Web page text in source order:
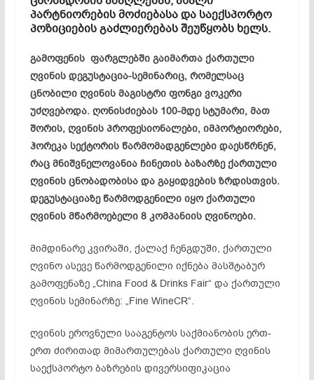
პარტნიორების მოძიებასა და საექსპორტო
პოზიციების გაძლიერებას შეუწყობს ხელს.
გამოფენის ფარგლებში გაიმართა ქართული
ღვინის დეგუსტაცია-სემინარიც, რომელსაც
ცნობილი ღვინის მაგისტრი ფონგი ვოკერი
უძღვებოდა. ღონისძიებას 100-მდე სტუმარი, მათ
შორის, ღვინის პროფესიონალები, იმპორტიორები,
ჰორეკა სექტორის წარმომადგენლები დაესწრნენ,
რაც მნიშვნელოვანია ჩინეთის ბაზარზე ქართული
ღვინის ცნობადობისა და გაყიდვების ზრდისთვის.
დეგუსტაციაზე წარმოდგენილი იყო ქართული
ღვინის მწარმოებელი 8 კომპანიის ღვინოები.
მიმდინარე კვირაში, ქალაქ ჩენგდუში, ქართული
ღვინო ასევე წარმოდგენილი იქნება მასშტაბურ
გამოფენაზე „China Food & Drinks Fair“ და ქართული
ღვინის სემინარზე: „Fine WineCR“.
ღვინის ეროვნული სააგენტოს საქმიანობის ერთ-
ერთ ძირითად მიმართულებას ქართული ღვინის
საექსპორტო ბაზრების დივერსიფიკაცია